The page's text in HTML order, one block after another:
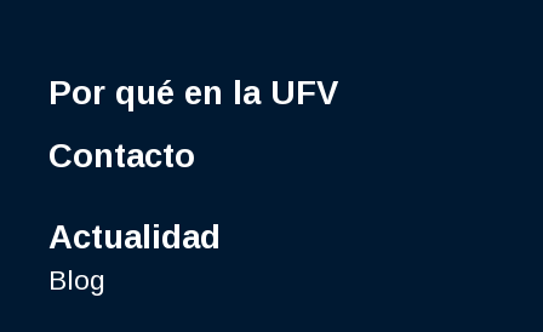
Por qué en la UFV
Contacto
Actualidad
Blog